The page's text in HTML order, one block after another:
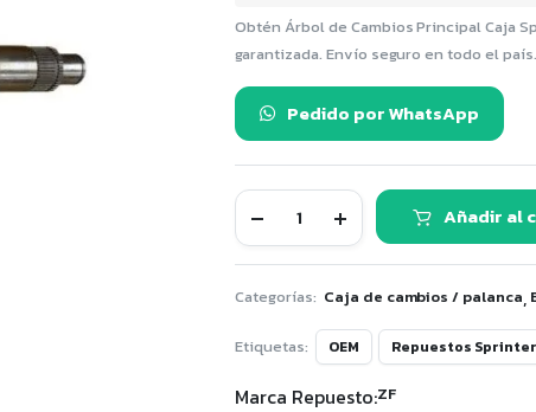
Obtén Árbol de Cambios Principal Caja
garantizada. Envío seguro en todo el
Pedido por WhatsApp
Cambios
Principal
Caja
ZF
Añadir al
Categorías: Caja de cambios / palanca,
Etiquetas: OEM Repuestos Sprinter
Marca Repuesto:ZF